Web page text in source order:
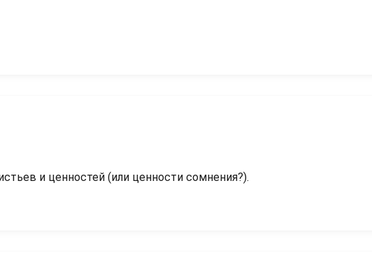
и ценностей (или ценности сомнения?).